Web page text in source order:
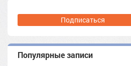
Подписаться
Популярные записи